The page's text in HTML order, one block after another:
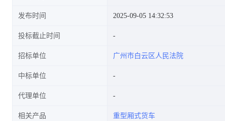
发布时间 2025-09-05 14:32:53
投标截止时间
招标单位 广州市白云区人民法院
中标单位
代理单位
相关产品 重型厢式货车